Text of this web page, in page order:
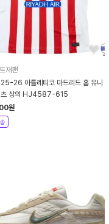
재팬
26 아틀레티코 마드리드 홈 유니
츠 상의 HJ4587-615
원